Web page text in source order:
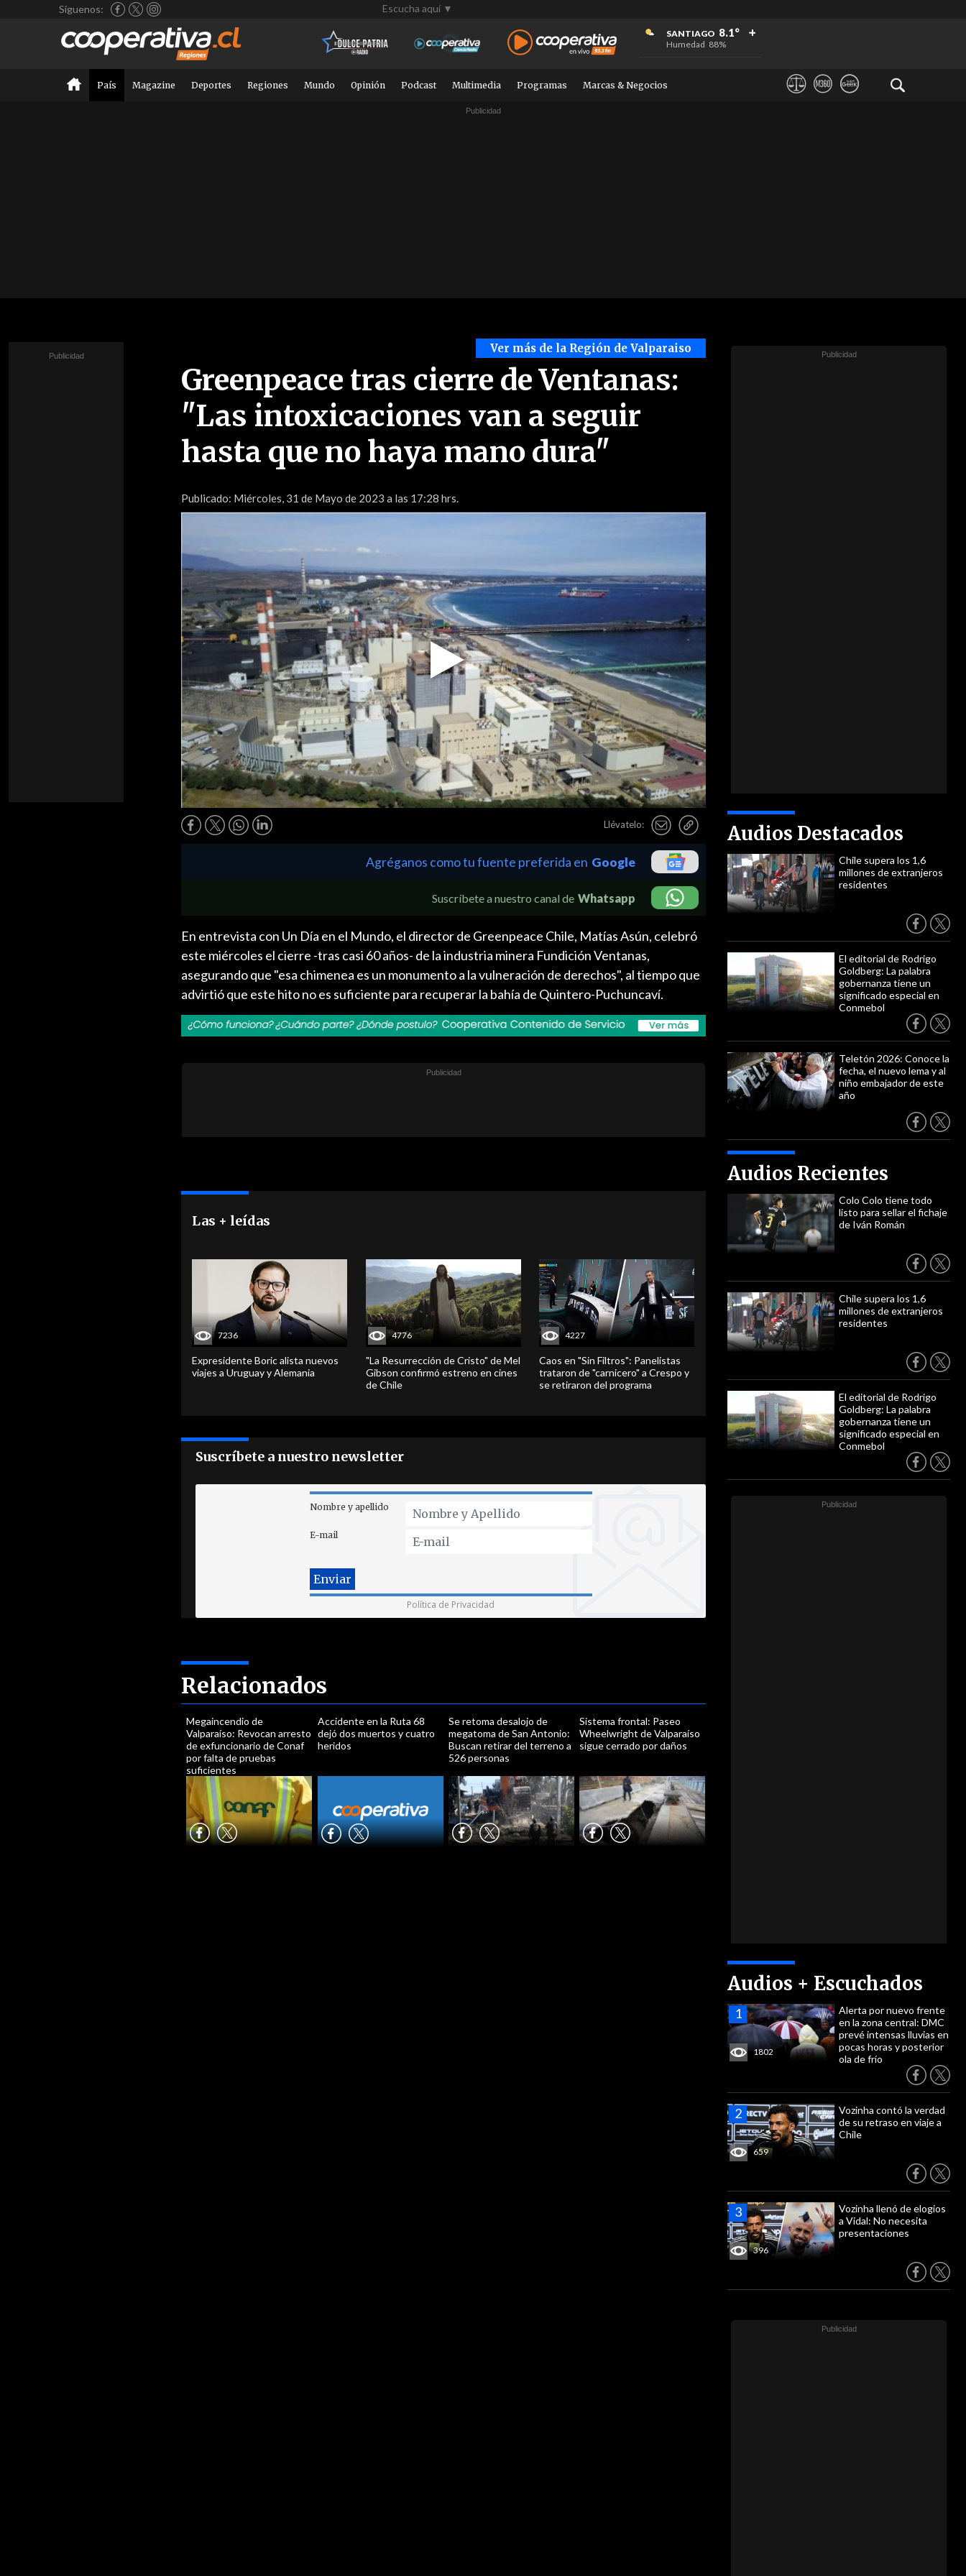
Síguenos: Escucha aquí ▼
SANTIAGO 8.1°
Humedad 88%
+
+
+
País Magazine Deportes Regiones Mundo Opinión Podcast Multimedia Programas Marcas & Negocios
Ver más de la Región de Valparaiso
Greenpeace tras cierre de Ventanas:
"Las intoxicaciones van a seguir
hasta que no haya mano dura"
Publicado: Miércoles, 31 de Mayo de 2023 a las 17:28 hrs.
Play
Video
Llévatelo: Audios Destacados
Chile supera los 1,6
millones de extranjeros
residentes
El editorial de Rodrigo
Goldberg: La palabra
gobernanza tiene un
significado especial en
Conmebol
Teletón 2026: Conoce la
fecha, el nuevo lema y al
niño embajador de este
año
Audios Recientes
Colo Colo tiene todo
listo para sellar el fichaje
de Iván Román
Chile supera los 1,6
millones de extranjeros
residentes
El editorial de Rodrigo
Goldberg: La palabra
gobernanza tiene un
significado especial en
Conmebol
Audios + Escuchados
1802
Alerta por nuevo frente
en la zona central: DMC
prevé intensas lluvias en
pocas horas y posterior
ola de frío
659
Vozinha contó la verdad
de su retraso en viaje a
Chile
396
Vozinha llenó de elogios
a Vidal: No necesita
presentaciones
Agréganos como tu fuente preferida en Google
Suscríbete a nuestro canal de Whatsapp
En entrevista con Un Día en el Mundo, el director de Greenpeace Chile, Matías Asún, celebró
este miércoles el cierre -tras casi 60 años- de la industria minera Fundición Ventanas,
asegurando que "esa chimenea es un monumento a la vulneración de derechos", al tiempo que
advirtió que este hito no es suficiente para recuperar la bahía de Quintero-Puchuncaví.
Las + leídas
7236
Expresidente Boric alista nuevos
viajes a Uruguay y Alemania
4776
"La Resurrección de Cristo" de Mel
Gibson confirmó estreno en cines
de Chile
4227
Caos en "Sin Filtros": Panelistas
trataron de "carnicero" a Crespo y
se retiraron del programa
Suscríbete a nuestro newsletter
Nombre y apellido
E-mail
Política de Privacidad
Relacionados
Megaincendio de
Valparaíso: Revocan arresto
de exfuncionario de Conaf
por falta de pruebas
suficientes
Accidente en la Ruta 68
dejó dos muertos y cuatro
heridos
Se retoma desalojo de
megatoma de San Antonio:
Buscan retirar del terreno a
526 personas
Sistema frontal: Paseo
Wheelwright de Valparaíso
sigue cerrado por daños